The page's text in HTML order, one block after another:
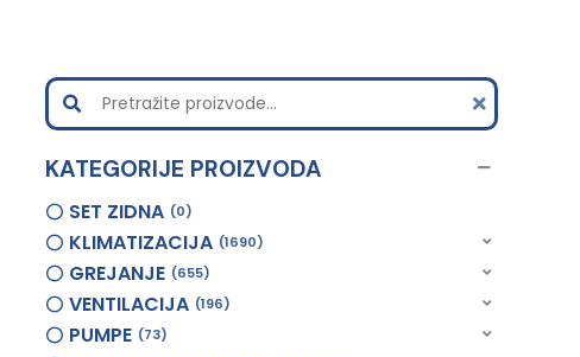
KATEGORIJE PROIZVODA
SET ZIDNA 0
KLIMATIZACIJA 1690
GREJANJE 655
VENTILACIJA 196
PUMPE 73